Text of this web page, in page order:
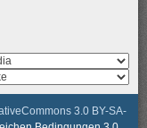
3.0 BY-SA-